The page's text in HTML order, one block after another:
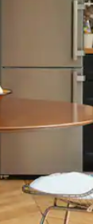
ಸ್ಪರ್ಶ ಅಥವಾ